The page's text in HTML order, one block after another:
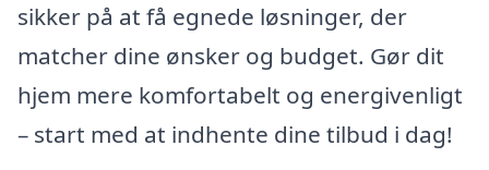
sikker på at få egnede løsninger, der
matcher dine ønsker og budget. Gør dit
hjem mere komfortabelt og energivenligt
– start med at indhente dine tilbud i dag!